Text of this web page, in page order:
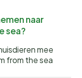
naar
sea?
mee
from the sea